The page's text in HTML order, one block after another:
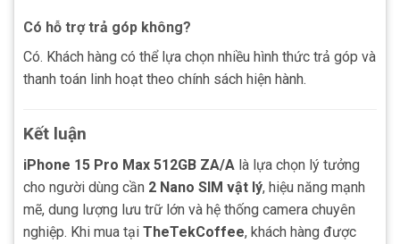
Có hỗ trợ trả góp không?
Có. Khách hàng có thể lựa chọn nhiều hình thức trả góp và
thanh toán linh hoạt theo chính sách hiện hành.
Kết luận
iPhone 15 Pro Max 512GB ZA/A là lựa chọn lý tưởng
cho người dùng cần 2 Nano SIM vật lý, hiệu năng mạnh
mẽ, dung lượng lưu trữ lớn và hệ thống camera chuyên
nghiệp. Khi mua tại TheTekCoffee, khách hàng được